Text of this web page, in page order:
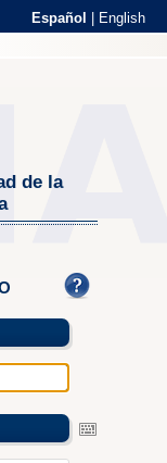
Español English
de la